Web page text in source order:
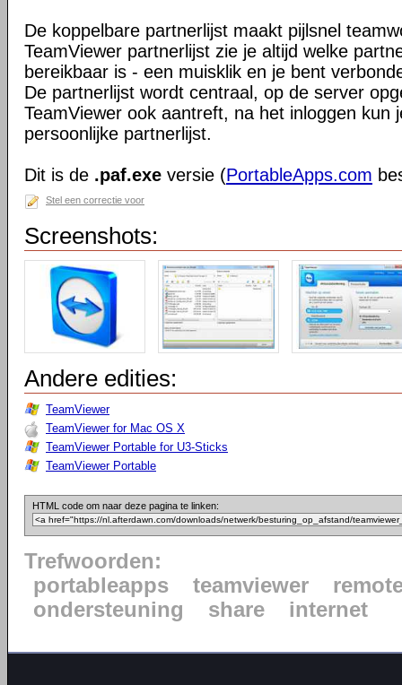
De koppelbare partnerlijst maakt pijlsnel
TeamViewer partnerlijst zie je altijd welke
bereikbaar is - een muisklik en je bent
De partnerlijst wordt centraal, op de server
TeamViewer ook aantreft, na het inloggen kun
persoonlijke partnerlijst.
Dit is de .paf.exe versie (PortableApps.com
Stel een correctie voor
Screenshots:
Andere edities:
TeamViewer
TeamViewer for Mac OS X
TeamViewer Portable for U3-Sticks
TeamViewer Portable
HTML code om naar deze pagina te linken:
Trefwoorden:
portableapps
teamviewer
ondersteuning
share internet